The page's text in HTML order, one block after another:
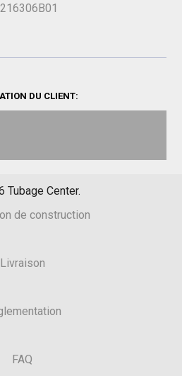
DU CLIENT:
Tubage Center.
de construction
Livraison
FAQ